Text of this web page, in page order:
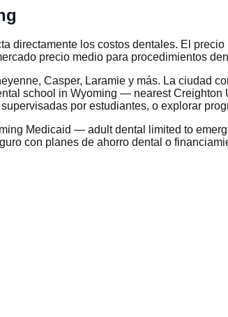
directamente los costos dentales. El
precio medio para procedimientos
Casper, Laramie y más. La ciudad
school in Wyoming — nearest
por estudiantes, o explorar
Medicaid — adult dental limited to
con planes de ahorro dental o